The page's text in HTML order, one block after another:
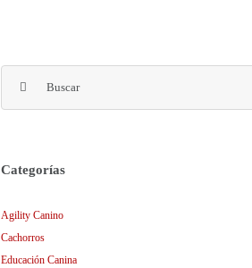
Categorías
Agility Canino
Cachorros
Educación Canina